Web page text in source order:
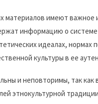
материалов имеют важное
информацию о
идеалах, нормах
культуры в ее
и неповторимы, так
этнокультурной